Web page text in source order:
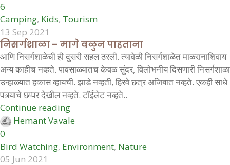
6
Camping, Kids, Tourism
13 Sep 2021
निसर्गशाळा – मागे वळुन पाहताना
आणि निसर्गशाळेची ही दुसरी सहल ठरली. त्यावेळी निसर्गशाळेत माळरानाशिवाय
अन्य काहीच नव्हते. पावसाळ्यातच केवळ सुंदर, विलोभनीय दिसणारी निसर्गशाळा
उन्हाळ्यात हकास व्हायची. झाडे नव्हती, हिरवे छत्र अजिबात नव्हते. एकही साधे
पत्र्याचे छप्पर देखील नव्हते. टॉईलेट नव्हते..
Continue reading
Hemant Vavale
0
Bird Watching, Environment, Nature
05 Jun 2021